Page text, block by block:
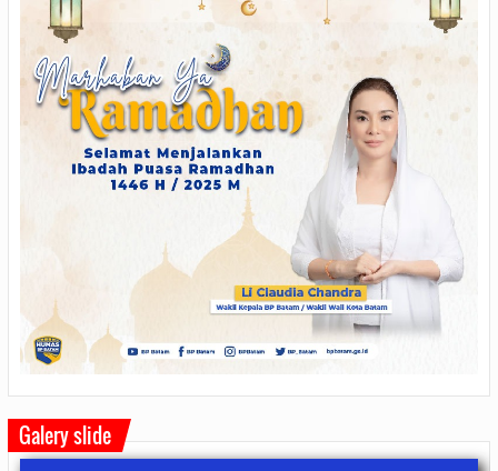
Galery slide